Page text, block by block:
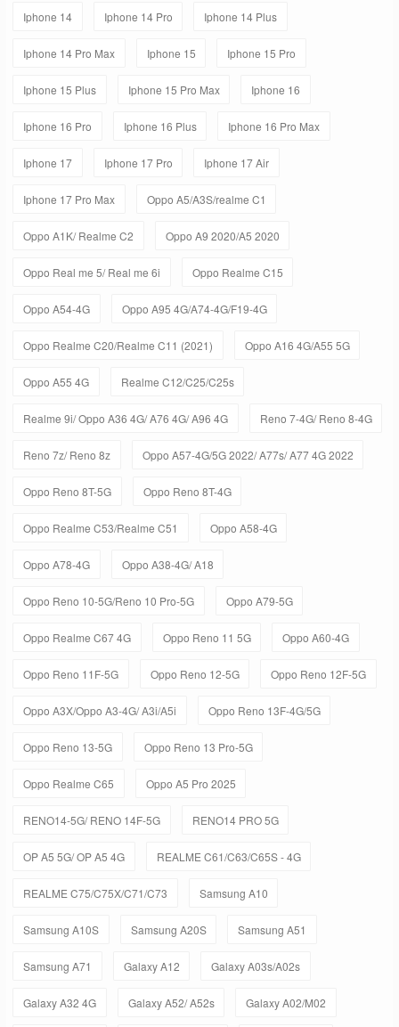
Iphone 14 Iphone 14 Pro Iphone 14 Plus
Iphone 14 Pro Max Iphone 15 Iphone 15 Pro
Iphone 15 Plus Iphone 15 Pro Max Iphone 16
Iphone 16 Pro Iphone 16 Plus Iphone 16 Pro Max
Iphone 17 Iphone 17 Pro Iphone 17 Air
Iphone 17 Pro Max Oppo A5/A3S/realme C1
Oppo A1K/ Realme C2 Oppo A9 2020/A5 2020
Oppo Real me 5/ Real me 6i Oppo Realme C15
Oppo A54-4G Oppo A95 4G/A74-4G/F19-4G
Oppo Realme C20/Realme C11 (2021) Oppo A16 4G/A55 5G
Oppo A55 4G Realme C12/C25/C25s
Realme 9i/ Oppo A36 4G/ A76 4G/ A96 4G Reno 7-4G/ Reno 8-4G
Reno 7z/ Reno 8z Oppo A57-4G/5G 2022/ A77s/ A77 4G 2022
Oppo Reno 8T-5G Oppo Reno 8T-4G
Oppo Realme C53/Realme C51 Oppo A58-4G
Oppo A78-4G Oppo A38-4G/ A18
Oppo Reno 10-5G/Reno 10 Pro-5G Oppo A79-5G
Oppo Realme C67 4G Oppo Reno 11 5G Oppo A60-4G
Oppo Reno 11F-5G Oppo Reno 12-5G Oppo Reno 12F-5G
Oppo A3X/Oppo A3-4G/ A3i/A5i Oppo Reno 13F-4G/5G
Oppo Reno 13-5G Oppo Reno 13 Pro-5G
Oppo Realme C65 Oppo A5 Pro 2025
RENO14-5G/ RENO 14F-5G RENO14 PRO 5G
OP A5 5G/ OP A5 4G REALME C61/C63/C65S - 4G
REALME C75/C75X/C71/C73 Samsung A10
Samsung A10S Samsung A20S Samsung A51
Samsung A71 Galaxy A12 Galaxy A03s/A02s
Galaxy A32 4G Galaxy A52/ A52s Galaxy A02/M02